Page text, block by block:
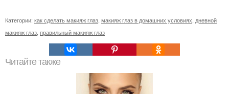
Категории: как сделать макияж глаз макияж глаз в домашних условиях дневной
макияж глаз правильный макияж глаз
Читайте также